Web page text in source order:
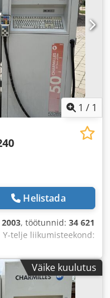
1 / 1
Helistada
2003, töötunnid: 34 621
Y-telje liikumisteekond:
Väike kuulutus